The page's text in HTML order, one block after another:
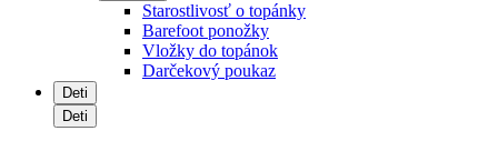
Starostlivosť o topánky
Barefoot ponožky
Vložky do topánok
Darčekový poukaz
Deti
Deti